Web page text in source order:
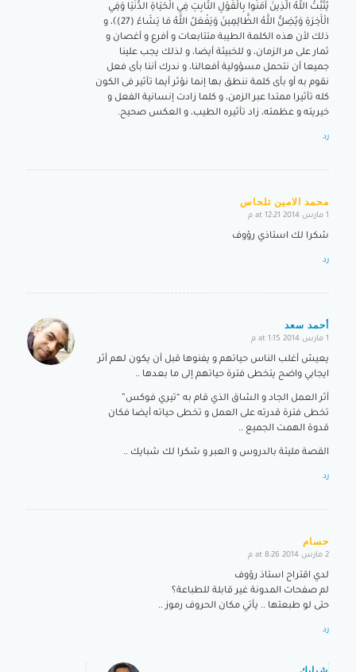
يُثَبِّتُ اللَّهُ الَّذِينَ آَمَنُوا بِالْقَوْلِ الثَّابِتِ فِي الْحَيَاةِ الدُّنْيَا وَفِي
الْآَخِرَةِ وَيُضِلُّ اللَّهُ الظَّالِمِينَ وَيَفْعَلُ اللَّهُ مَا يَشَاءُ (27)﴾، و
ذلك لأن هذه الكلمة الطيبة متتابعات و أفرع و أغصان و
ثمار على مر الزمان، و للخبيثة أيضا، و لذلك يجب علينا
جميعا أن نتحمل مسؤولية أفعالنا، و ندرك أننا بأى فعل
نقوم به أو بأى كلمة ننطق بها إنما نؤثر أيما تأثير فى الكون
كله تأثيرا ممتدا عبر الزمن، و كلما زادت إنسانية الفعل و
خيريته و عظمته، زاد تأثيره الطيب، و العكس صحيح.
رد
محمد الامين تلحاس
says:
1 مارس 2014 at 12:21 م
شكرا لك استاذي رؤوف
رد
أحمد سعد
says:
1 مارس 2014 at 1:15 م
يعيش أغلب الناس حياتهم و يفنوها قبل أن يكون لهم أثر
ايجابي واضح يتخطى فترة حياتهم إلى ما بعدها ..
أثر العمل الجاد و الشاق الذي قام به “تيري فوكس”
تخطى فترة قدرته على العمل و تخطى حياته أيضا فكان
قدوة الهمت الجميع ..
القصة مليئة بالدروس و العبر و شكرا لك شبايك ..
رد
حسام
says:
2 مارس 2014 at 8:26 م
لدي اقتراح استاذ رؤوف
لم صفحات المدونة غير قابلة للطباعة؟
حتى لو طبعتها .. يأتي مكان الحروف رموز ..
رد